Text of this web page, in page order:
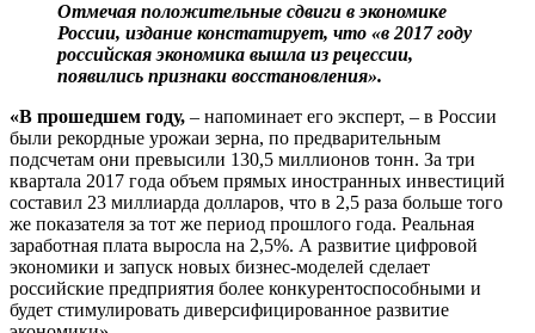
Отмечая положительные сдвиги в экономике
России, издание констатирует, что «в 2017 году
российская экономика вышла из рецессии,
появились признаки восстановления».
«В прошедшем году, – напоминает его эксперт, – в России
были рекордные урожаи зерна, по предварительным
подсчетам они превысили 130,5 миллионов тонн. За три
квартала 2017 года объем прямых иностранных инвестиций
составил 23 миллиарда долларов, что в 2,5 раза больше того
же показателя за тот же период прошлого года. Реальная
заработная плата выросла на 2,5%. А развитие цифровой
экономики и запуск новых бизнес-моделей сделает
российские предприятия более конкурентоспособными и
будет стимулировать диверсифицированное развитие